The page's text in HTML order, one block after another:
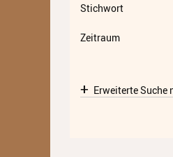
Stichwort
Zeitraum
Erweiterte Suche